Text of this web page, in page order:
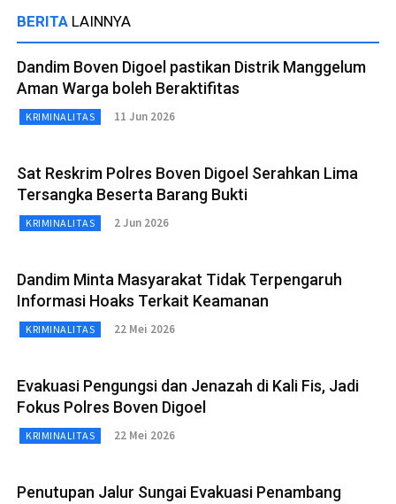
BERITA LAINNYA
Dandim Boven Digoel pastikan Distrik Manggelum
Aman Warga boleh Beraktifitas
KRIMINALITAS 11 Jun 2026
Sat Reskrim Polres Boven Digoel Serahkan Lima
Tersangka Beserta Barang Bukti
KRIMINALITAS 2 Jun 2026
Dandim Minta Masyarakat Tidak Terpengaruh
Informasi Hoaks Terkait Keamanan
KRIMINALITAS 22 Mei 2026
Evakuasi Pengungsi dan Jenazah di Kali Fis, Jadi
Fokus Polres Boven Digoel
KRIMINALITAS 22 Mei 2026
Penutupan Jalur Sungai Evakuasi Penambang